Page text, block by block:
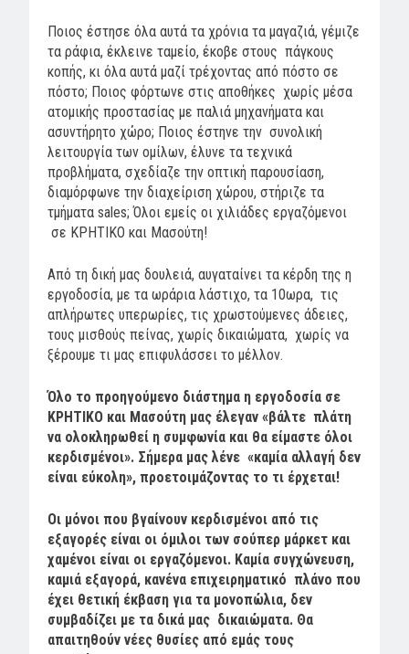
Ποιος έστησε όλα αυτά τα χρόνια τα μαγαζιά, γέμιζε
τα ράφια, έκλεινε ταμείο, έκοβε στους πάγκους
κοπής, κι όλα αυτά μαζί τρέχοντας από πόστο σε
πόστο; Ποιος φόρτωνε στις αποθήκες χωρίς μέσα
ατομικής προστασίας με παλιά μηχανήματα και
ασυντήρητο χώρο; Ποιος έστηνε την συνολική
λειτουργία των ομίλων, έλυνε τα τεχνικά
προβλήματα, σχεδίαζε την οπτική παρουσίαση,
διαμόρφωνε την διαχείριση χώρου, στήριζε τα
τμήματα sales; Όλοι εμείς οι χιλιάδες εργαζόμενοι
σε ΚΡΗΤΙΚΟ και Μασούτη!
Από τη δική μας δουλειά, αυγαταίνει τα κέρδη της η
εργοδοσία, με τα ωράρια λάστιχο, τα 10ωρα, τις
απλήρωτες υπερωρίες, τις χρωστούμενες άδειες,
τους μισθούς πείνας, χωρίς δικαιώματα, χωρίς να
ξέρουμε τι μας επιφυλάσσει το μέλλον.
Όλο το προηγούμενο διάστημα η εργοδοσία σε
ΚΡΗΤΙΚΟ και Μασούτη μας έλεγαν «βάλτε πλάτη
να ολοκληρωθεί η συμφωνία και θα είμαστε όλοι
κερδισμένοι». Σήμερα μας λένε «καμία αλλαγή δεν
είναι εύκολη», προετοιμάζοντας το τι έρχεται!
Οι μόνοι που βγαίνουν κερδισμένοι από τις
εξαγορές είναι οι όμιλοι των σούπερ μάρκετ και
χαμένοι είναι οι εργαζόμενοι. Καμία συγχώνευση,
καμιά εξαγορά, κανένα επιχειρηματικό πλάνο που
έχει θετική έκβαση για τα μονοπώλια, δεν
συμβαδίζει με τα δικά μας δικαιώματα. Θα
απαιτηθούν νέες θυσίες από εμάς τους